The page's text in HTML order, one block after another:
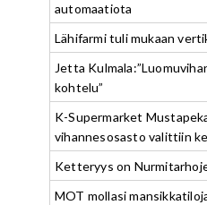
automaatiota
Lähifarmi tuli mukaan
Jetta
kohtelu”
K-Supermarket
vihannesosasto valittiin
Ketteryys on
MOT mollasi